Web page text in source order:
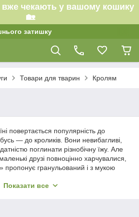
вже чекають у вашому кошику
🏡
затишку
Товари для тварин Кролям
повертається популярність до
— до кроликів. Вони невибагливі,
поглинати різнобічну їжу. Але
друзі повноцінно харчувалися,
пропонує гранульований і з мукою
й не замислюватися про склад
Показати все